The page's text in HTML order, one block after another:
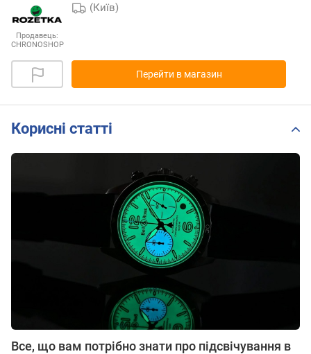
Продавець:
CHRONOSHOP
(Київ)
Перейти в магазин
Корисні статті
Все, що вам потрібно знати про підсвічування в